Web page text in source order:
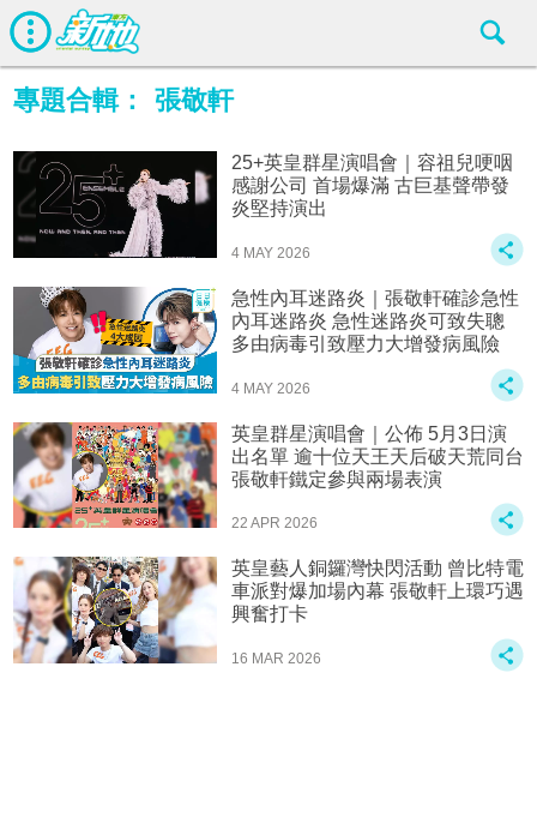
專題合輯： 張敬軒
25+英皇群星演唱會｜容祖兒哽咽
感謝公司 首場爆滿 古巨基聲帶發
炎堅持演出
4 MAY 2026
急性內耳迷路炎｜張敬軒確診急性
內耳迷路炎 急性迷路炎可致失聰
多由病毒引致壓力大增發病風險
4 MAY 2026
英皇群星演唱會｜公佈 5月3日演
出名單 逾十位天王天后破天荒同台
張敬軒鐵定參與兩場表演
22 APR 2026
英皇藝人銅鑼灣快閃活動 曾比特電
車派對爆加場內幕 張敬軒上環巧遇
興奮打卡
16 MAR 2026